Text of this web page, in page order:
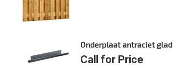
Onderplaat antraciet glad
Call for Price